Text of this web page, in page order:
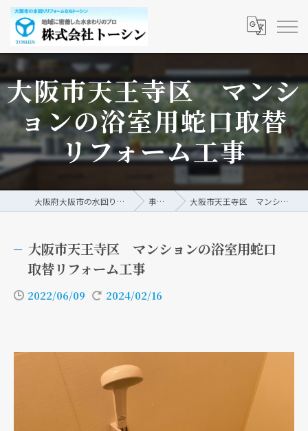
大阪市天王寺区 マンシ
ョンの浴室用蛇口取替
リフォーム工事
大阪府大阪市の水回りリフォームなら株式会社トーシン 事例/ブログ 大阪市天王寺区 マンションの浴室用蛇口取替リフォーム工事
大阪市天王寺区 マンションの浴室用蛇口
取替リフォーム工事
2022/06/09 2024/02/16